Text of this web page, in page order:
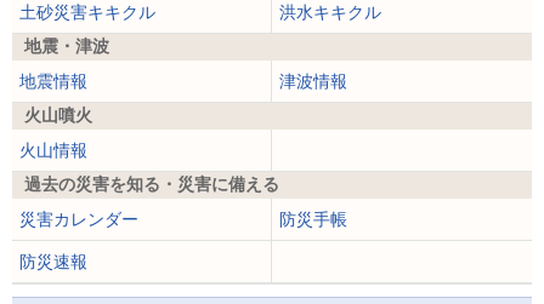
土砂災害キキクル
洪水キキクル
地震・津波
地震情報
津波情報
火山噴火
火山情報
過去の災害を知る・災害に備える
災害カレンダー
防災手帳
防災速報